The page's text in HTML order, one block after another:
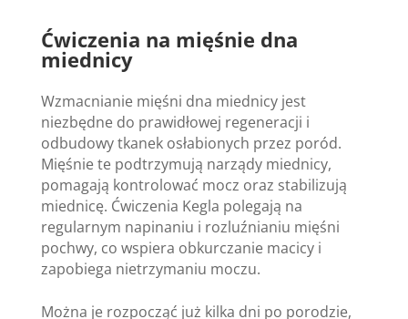
Ćwiczenia na mięśnie dna
miednicy
Wzmacnianie mięśni dna miednicy jest
niezbędne do prawidłowej regeneracji i
odbudowy tkanek osłabionych przez poród.
Mięśnie te podtrzymują narządy miednicy,
pomagają kontrolować mocz oraz stabilizują
miednicę. Ćwiczenia Kegla polegają na
regularnym napinaniu i rozluźnianiu mięśni
pochwy, co wspiera obkurczanie macicy i
zapobiega nietrzymaniu moczu.
Można je rozpocząć już kilka dni po porodzie,